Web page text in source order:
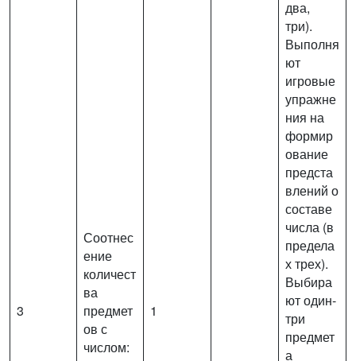
3
Соотнес
ение
количест
ва
предмет
ов с
числом:
1
два,
три).
Выполня
ют
игровые
упражне
ния на
формир
ование
предста
влений о
составе
числа (в
предела
х трех).
Выбира
ют один-
три
предмет
а